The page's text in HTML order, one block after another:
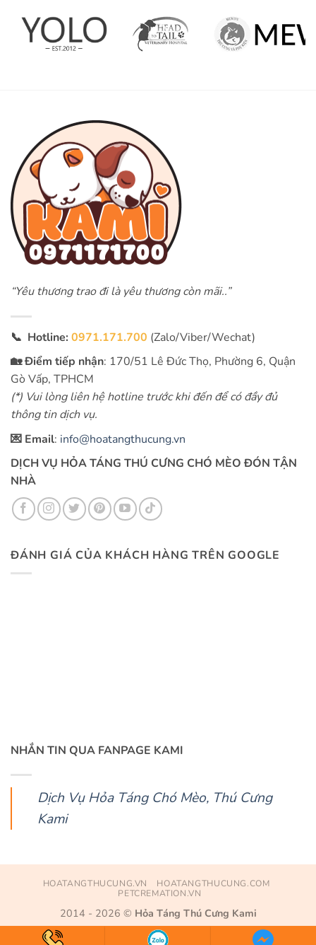
“Yêu thương trao đi là yêu thương còn mãi..”
📞 Hotline: 0971.171.700 (Zalo/Viber/Wechat)
🏡 Điểm tiếp nhận: 170/51 Lê Đức Thọ, Phường 6, Quận
Gò Vấp, TPHCM
(*) Vui lòng liên hệ hotline trước khi đến để có đầy đủ
thông tin dịch vụ.
💌 Email: info@hoatangthucung.vn
DỊCH VỤ HỎA TÁNG THÚ CƯNG CHÓ MÈO ĐÓN TẬN
NHÀ
ĐÁNH GIÁ CỦA KHÁCH HÀNG TRÊN GOOGLE
NHẮN TIN QUA FANPAGE KAMI
Dịch Vụ Hỏa Táng Chó Mèo, Thú Cưng
Kami
HOATANGTHUCUNG.VN
HOATANGTHUCUNG.COM
PETCREMATION.VN
2014 - 2026 © Hỏa Táng Thú Cưng Kami
Dịch Vụ Hỏa Táng Thú Cưng, Chó Mèo Tận Nơi 24/7 Đầu Tiên